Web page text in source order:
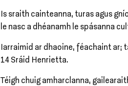
Is sraith cainteanna, turas agus
le nasc a dhéanamh le spásanna
Iarraimid ar dhaoine, féachaint ar;
14 Sráid Henrietta.
Téigh chuig amharclanna,